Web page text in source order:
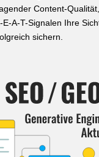
Content-
A-T-Signalen Ihre
sichern.